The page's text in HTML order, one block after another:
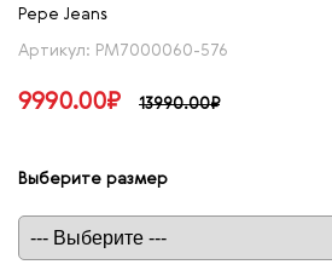
Pepe Jeans
Артикул: PM7000060-576
9990.00₽ 13990.00₽
Выберите размер